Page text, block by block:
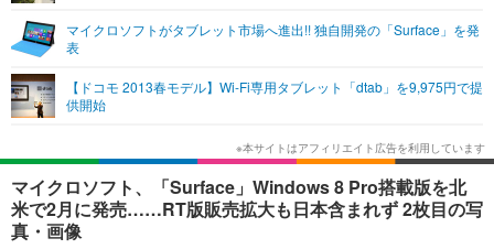
ショッピング その他
エンタメ
エンタメTOP
韓国・芸能
音楽 スポーツ
ライフ
ライフTOP グルメ
ペット ショッピング
リリース一覧
プッシュ通知の停止方法
マイクロソフトがタブレット市場へ進出!! 独自開発の「Surface」を発
表
【ドコモ 2013春モデル】Wi-Fi専用タブレット「dtab」を9,975円で提
供開始
マイクロソフト、「Surface」Windows 8 Pro搭載版を北
米で2月に発売……RT版販売拡大も日本含まれず 2枚目の写
真・画像